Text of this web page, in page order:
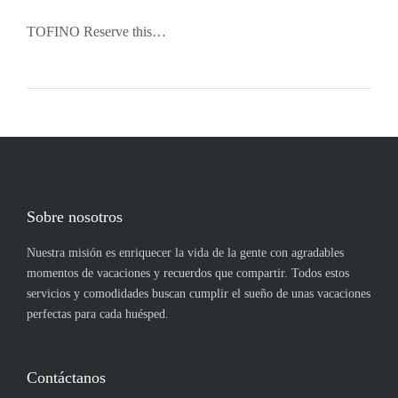
TOFINO Reserve this…
Sobre nosotros
Nuestra misión es enriquecer la vida de la gente con agradables
momentos de vacaciones y recuerdos que compartir. Todos estos
servicios y comodidades buscan cumplir el sueño de unas vacaciones
perfectas para cada huésped.
Contáctanos